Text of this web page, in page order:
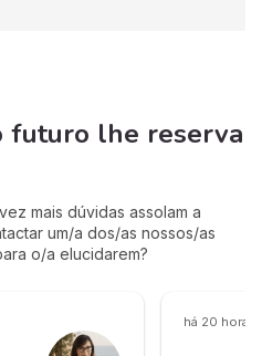
futuro lhe reserva
mais dúvidas assolam a
um/a dos/as nossos/as
o/a elucidarem?
há 20